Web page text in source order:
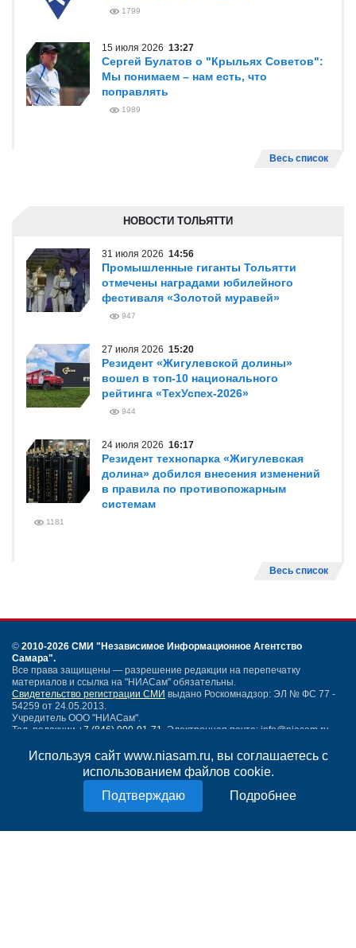
Используя сайт www.niasam.ru, вы соглашаетесь с
использованием файлов cookie.
Подробнее
1799
15 июля 2026 13:27
Сергей Булатов о "Крыльях Советов":
Мы понимаем – нам есть, что
поправлять
1989
Весь список
НОВОСТИ ТОЛЬЯТТИ
31 июля 2026 14:56
Промышленные гиганты Тольятти
отмечены наградами юбилейного
фестиваля «Золотой муравей»
947
27 июля 2026 15:20
Резидент «Жигулевской долины»
вошел в топ-10 национального
рейтинга «ТехУспех-2026»
944
24 июля 2026 16:17
Резидент технопарка «Жигулевская
долина» добился внесения изменений
в правила по противопожарным
системам
1181
Весь список
© 2010-2026 СМИ "Независимое Информационное Агентство
Самара".
Все права защищены — разрешение редакции на перепечатку
материалов и ссылка на "НИАСам" обязательны.
Свидетельство регистрации СМИ выдано Роскомнадзор: ЭЛ № ФС 77 -
54259 от 24.05.2013.
Учредитель ООО "НИАСам".
Тел. редакции +7 (846) 990-91-71. Электронная почта: info@niasam.ru
Написать письмо
Политика конфиденциальности
18+